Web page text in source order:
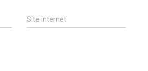
Site internet